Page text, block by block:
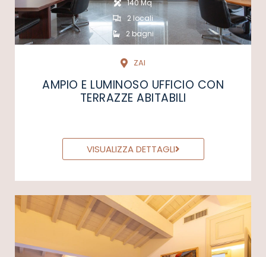
140 Mq
2 locali
2 bagni
ZAI
AMPIO E LUMINOSO UFFICIO CON
TERRAZZE ABITABILI
VISUALIZZA DETTAGLI